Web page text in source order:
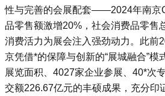
性与完善的会展配套——2024年南京
品零售额激增20%，社会消费品零售
消费活力为展会注入强劲动力。此前
京凭借*的保障与创新的“展城融合”模
展览面积、4027家企业参展、40*次
交额226.67亿元的丰硕成果，充分印